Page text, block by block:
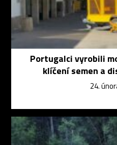
Portugalci vyrobili
klíčení semen a
24.